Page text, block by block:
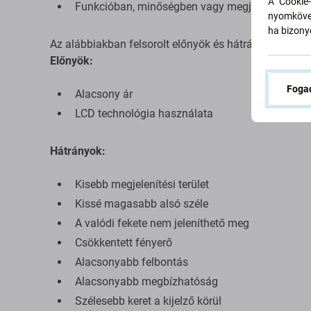
Funkcióban, minőségben vagy megjelenésben
Az alábbiakban felsorolt ​​előnyök és hátrányok az
Előnyök:
Alacsony ár
LCD technológia használata
Hátrányok:
Kisebb megjelenítési terület
Kissé magasabb alsó széle
A valódi fekete nem jeleníthető meg
Csökkentett fényerő
Alacsonyabb felbontás
Alacsonyabb megbízhatóság
Szélesebb keret a kijelző körül
ha